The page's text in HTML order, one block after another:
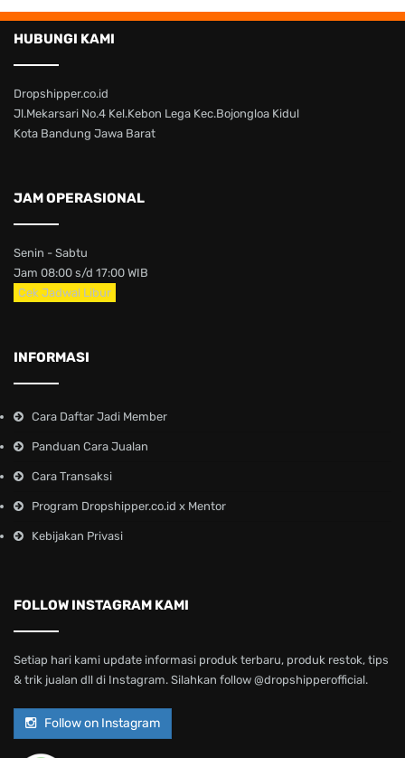
HUBUNGI KAMI
Dropshipper.co.id
Jl.Mekarsari No.4 Kel.Kebon Lega Kec.Bojongloa Kidul
Kota Bandung Jawa Barat
JAM OPERASIONAL
Senin - Sabtu
Jam 08:00 s/d 17:00 WIB
Cek Jadwal Libur
INFORMASI
Cara Daftar Jadi Member
Panduan Cara Jualan
Cara Transaksi
Program Dropshipper.co.id x Mentor
Kebijakan Privasi
FOLLOW INSTAGRAM KAMI
Setiap hari kami update informasi produk terbaru, produk restok, tips
& trik jualan dll di Instagram. Silahkan follow @dropshipperofficial.
Follow on Instagram